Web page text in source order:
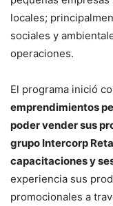
locales;
sociales y
operaciones.
El programa inició
emprendimientos
poder vender sus
grupo Intercorp
capacitaciones y
experiencia sus
promocionales a